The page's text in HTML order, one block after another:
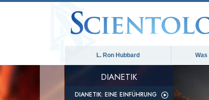
L. Ron Hubbard Was
DIANETIK
DIANETIK: EINE EINFÜHRUNG